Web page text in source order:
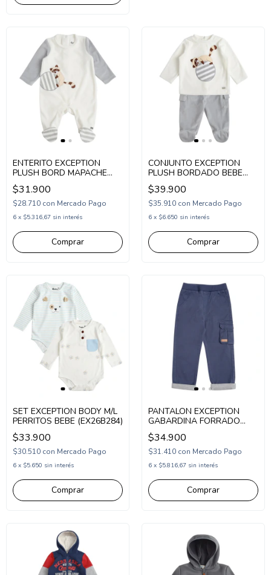
ENTERITO EXCEPTION
PLUSH BORD MAPACHE
BEBE (EX26BPU60)
$31.900
$28.710 con Mercado Pago
6 x $5.316,67 sin interés
Comprar
CONJUNTO EXCEPTION
PLUSH BORDADO BEBE
(EX26BP256)
$39.900
$35.910 con Mercado Pago
6 x $6.650 sin interés
Comprar
SET EXCEPTION BODY M/L
PERRITOS BEBE (EX26B284)
$33.900
$30.510 con Mercado Pago
6 x $5.650 sin interés
Comprar
PANTALON EXCEPTION
GABARDINA FORRADO
CARGO BEBE (EX26BP34)
$34.900
$31.410 con Mercado Pago
6 x $5.816,67 sin interés
Comprar